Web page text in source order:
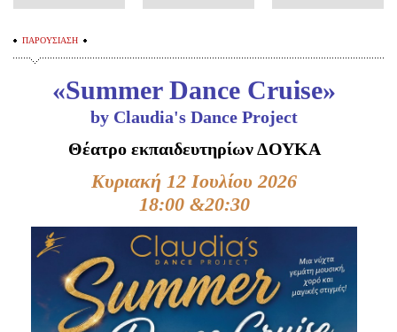
Είσοδος διαχειριστή
ΠΑΡΟΥΣΙΑΣΗ
«Summer Dance Cruise»
by Claudia's Dance Project
Θέατρο εκπαιδευτηρίωνΔΟΥΚΑ
Κυριακή 12 Ιουλίου 2026
18:00 &20:30